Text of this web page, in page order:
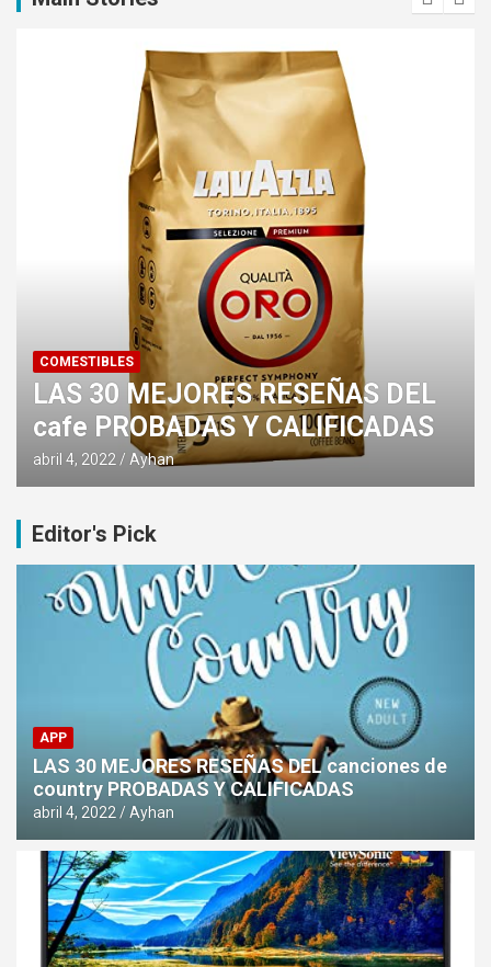
DEL
ZAPATOS
LAS 30 MEJORES
zapatillas triatlon
CALIFICADAS
abril 4, 2022 Ayhan
Editor's Pick
APP
LAS 30 MEJORES RESEÑAS DEL canciones de
country PROBADAS Y CALIFICADAS
abril 4, 2022 Ayhan